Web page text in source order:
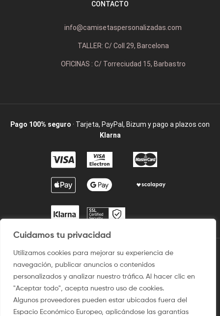
Cuidamos tu privacidad
Utilizamos cookies para mejorar su experiencia de
navegación, publicar anuncios o contenidos
personalizados y analizar nuestro tráfico. Al hacer clic en
"Aceptar todo", acepta nuestro uso de cookies.
Algunos proveedores pueden estar ubicados fuera del
Espacio Económico Europeo, aplicándose las garantías
CONTACTO
info@camisetaspersonalizadas.com
TALLER: C/ Coll 29, Barcelona
OFICINAS : C/ Torreciudad 15, Barbastro
Pago 100% seguro · Tarjeta, PayPal, Bizum y pago a plazos con
Klarna
2009 / ©2025 Camisetaspersonalizadas.com. Todos los derechos
reservados.
Aviso legal–Uso del sitio –Condiciones de venta– Política
de privacidad y Protección de Dato – Politica de Cookies